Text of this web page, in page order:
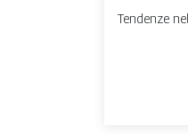
Tendenze